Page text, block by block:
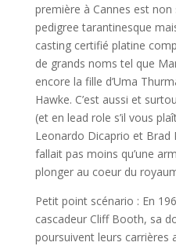
première à Cannes est
pedigree tarantinesque
casting certifié platine
de grands noms tel que
encore la fille d’Uma
Hawke. C’est aussi et
(et en lead role s’il vous
Leonardo Dicaprio et Brad
fallait pas moins qu’une
plonger au coeur du
Petit point scénario : En
cascadeur Cliff Booth, sa
poursuivent leurs carrières